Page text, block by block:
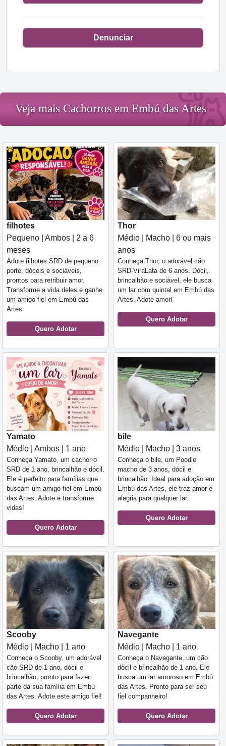
Denunciar
Veja mais Cachorros em Embú das Artes
filhotes
Pequeno | Ambos | 2 a 6
meses
Adote filhotes SRD de pequeno
porte, dóceis e sociáveis,
prontos para retribuir amor.
Transforme a vida deles e ganhe
um amigo fiel em Embú das
Artes.
Quero Adotar
Thor
Médio | Macho | 6 ou mais
anos
Conheça Thor, o adorável cão
SRD-ViraLata de 6 anos. Dócil,
brincalhão e sociável, ele busca
um lar com quintal em Embú das
Artes. Adote amor!
Quero Adotar
Yamato
Médio | Ambos | 1 ano
Conheça Yamato, um cachorro
SRD de 1 ano, brincalhão e dócil.
Ele é perfeito para famílias que
buscam um amigo fiel em Embú
das Artes. Adote e transforme
vidas!
Quero Adotar
bile
Médio | Macho | 3 anos
Conheça o bile, um Poodle
macho de 3 anos, dócil e
brincalhão. Ideal para adoção em
Embú das Artes, ele traz amor e
alegria para qualquer lar.
Quero Adotar
Scooby
Médio | Macho | 1 ano
Conheça o Scooby, um adorável
cão SRD de 1 ano, dócil e
brincalhão, pronto para fazer
parte da sua família em Embú
das Artes. Adote este amigo fiel!
Quero Adotar
Navegante
Médio | Macho | 1 ano
Conheça o Navegante, um cão
dócil e brincalhão de 1 ano. Ele
busca um lar amoroso em Embú
das Artes. Pronto para ser seu
fiel companheiro!
Quero Adotar